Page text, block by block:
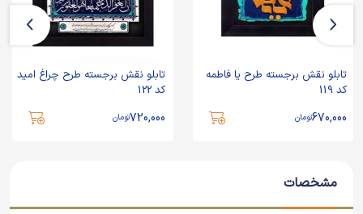
تابلو نقش برجسته طرح یا فاطمه
کد 119
670,000تومان
تابلو نقش برجسته طرح چراغ امید
کد 122
720,000تومان
مشخصات